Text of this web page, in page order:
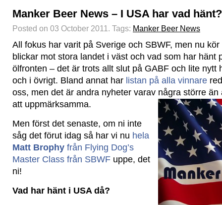
Manker Beer News – I USA har vad hänt?
Posted on 03 October 2011. Tags: Manker Beer News
All fokus har varit på Sverige och SBWF, men nu
blickar mot stora landet i väst och vad som har hänt
ölfronten – det är trots allt slut på GABF och lite nytt
och i övrigt. Bland annat har listan på alla vinnare
oss, men det är andra nyheter varav några större än
att uppmärksamma.
Men först det senaste, om ni inte
såg det förut idag så har vi nu hela
Matt Brophy från Flying Dog’s
Master Class från SBWF uppe, det
ni!
Vad har hänt i USA då?